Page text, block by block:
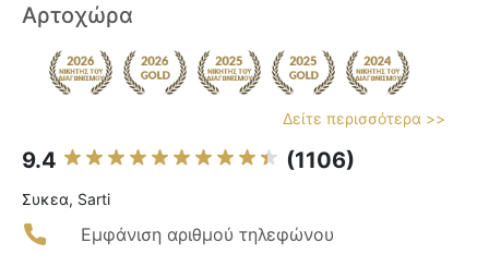
Αρτοχώρα
Δείτε περισσότερα >>
9.4 (1106)
Συκεα, Sarti
Εμφάνιση αριθμού τηλεφώνου